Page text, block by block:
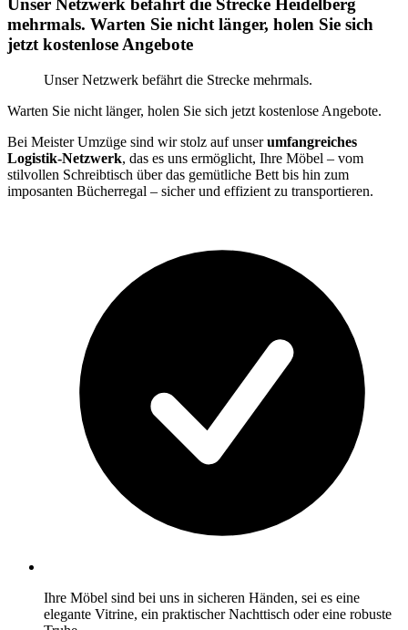
Unser Netzwerk befährt die Strecke Heidelberg
mehrmals. Warten Sie nicht länger, holen Sie sich
jetzt kostenlose Angebote
Unser Netzwerk befährt die Strecke mehrmals.
Warten Sie nicht länger, holen Sie sich jetzt kostenlose Angebote.
Bei Meister Umzüge sind wir stolz auf unserumfangreiches
Logistik-Netzwerk, das es uns ermöglicht, Ihre Möbel – vom
stilvollen Schreibtisch über das gemütliche Bett bis hin zum
imposanten Bücherregal – sicher und effizient zu transportieren.
Ihre Möbel sind bei uns in sicheren Händen, sei es eine
elegante Vitrine, ein praktischer Nachttisch oder eine robuste